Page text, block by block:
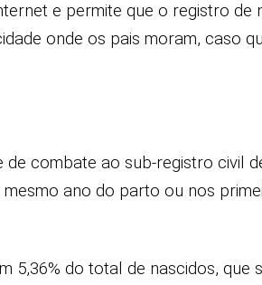
e permite que o registro de
onde os pais moram, caso
combate ao sub-registro civil
ano do parto ou nos
5,36% do total de nascidos, que